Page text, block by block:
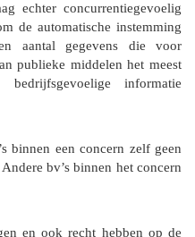
echter concurrentiegevoelig
de automatische instemming
aantal gegevens die voor
publieke middelen het meest
informatie
binnen een concern zelf geen
bv’s binnen het concern
en ook recht hebben op de